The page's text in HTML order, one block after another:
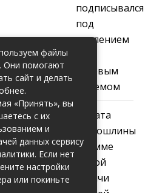
подписывался
под
давлением
силовым
приемом
Оплата
оценки
наследства,
Оплата
госпошлины
в сумме
одной
тысячи
файлы
Они помогают
сайт и делать
«Принять», вы
с их
и
данных сервису
Если нет
настройки
или покиньте